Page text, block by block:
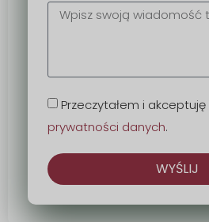
Przeczytałem i akceptuję
prywatności danych.
WYŚLIJ